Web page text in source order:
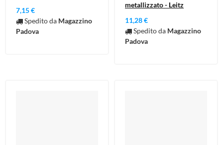
7,15 €
Spedito da Magazzino
Padova
metallizzato - Leitz
11,28 €
Spedito da Magazzino
Padova